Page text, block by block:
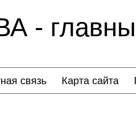
-
связь Карта сайта